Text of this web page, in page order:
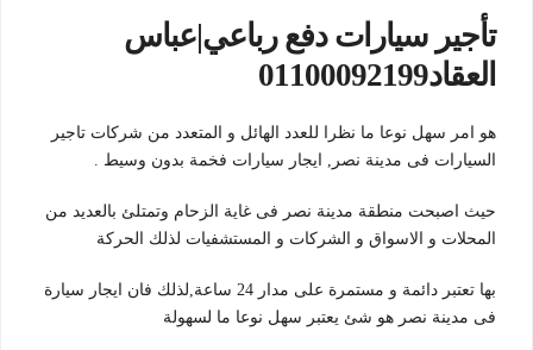
تأجير سيارات دفع رباعي|عباس
العقاد01100092199
هو امر سهل نوعا ما نظرا للعدد الهائل و المتعدد من شركات تاجير
السيارات فى مدينة نصر, ايجار سيارات فخمة بدون وسيط .
حيث اصبحت منطقة مدينة نصر فى غاية الزحام وتمتلئ بالعديد من
المحلات و الاسواق و الشركات و المستشفيات لذلك الحركة
بها تعتبر دائمة و مستمرة على مدار 24 ساعة,لذلك فان ايجار سيارة
فى مدينة نصر هو شئ يعتبر سهل نوعا ما لسهولة